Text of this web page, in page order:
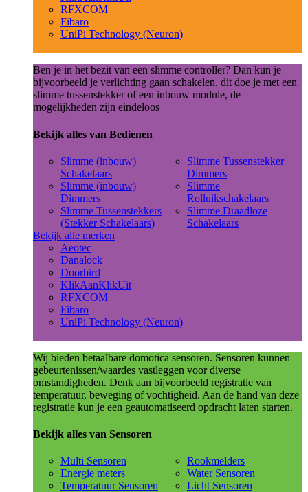
RFXCOM
Fibaro
UniPi Technology (Neuron)
Ben je in het bezit van een slimme controller? Dan kun je
bijvoorbeeld je verlichting gaan schakelen, dit doe je met een
slimme tussenstekker of een inbouw module, de
mogelijkheden zijn eindeloos
Bekijk alles van Bedienen
Slimme (inbouw)
Schakelaars
Slimme (inbouw)
Dimmers
Slimme Tussenstekkers
(Stekker Schakelaars)
Slimme Tussenstekker
Dimmers
Slimme
Rolluikschakelaars
Slimme Draadloze
Schakelaars
Bekijk alle merken
Aeotec
Danalock
Doorbird
KlikAanKlikUit
RFXCOM
Fibaro
UniPi Technology (Neuron)
Wij bieden betaalbare domotica sensoren. Sensoren kunnen
gebeurtenissen/waardes vastleggen voor diverse
omstandigheden. Denk aan bijvoorbeeld registratie van
temperatuur, beweging of vochtigheid. Aan de hand van deze
registratie kun je een geautomatiseerd opdracht laten starten.
Bekijk alles van Sensoren
Multi Sensoren
Energie meters
Temperatuur Sensoren
Rookmelders
Water Sensoren
Licht Sensoren